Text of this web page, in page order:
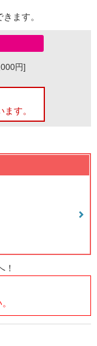
ます。
円]
す。
！